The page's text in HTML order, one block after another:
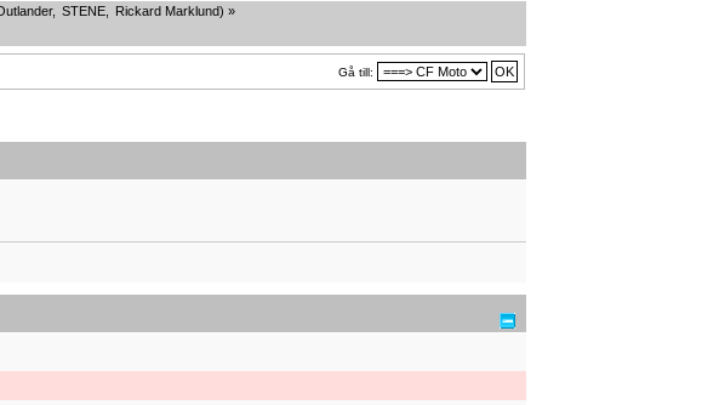
, STENE, Rickard Marklund) »
Gå till: